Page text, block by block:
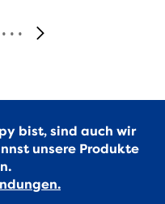
bist, sind auch wir
unsere Produkte